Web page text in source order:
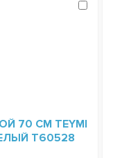
70 СМ TEYMI
T60528